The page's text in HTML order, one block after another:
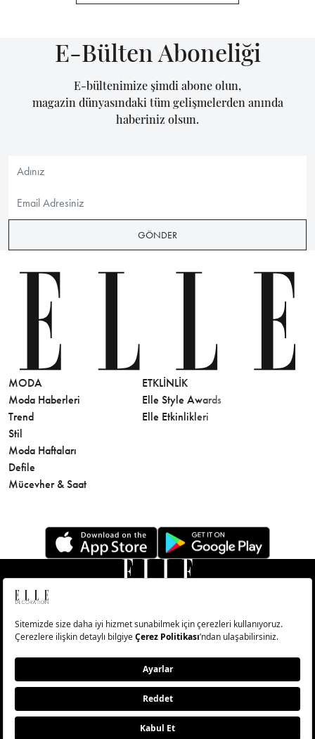
E-Bülten Aboneliği
E-bültenimize şimdi abone olun,
magazin dünyasındaki tüm gelişmelerden anında
haberiniz olsun.
GÖNDER
MODA
Moda Haberleri
Trend
Stil
Moda Haftaları
Defile
Mücevher & Saat
ETKLINLIK
Elle Style Awards
Elle Etkinlikleri
© Big Medya Teknoloji A.Ş. Altunizade Mahallesi Kuşbakışı
Caddesi No:27/1 Üsküdar/İstanbul
Aydınlatma Metni
Copyright © 2026 - Tüm Hakları Saklıdır.